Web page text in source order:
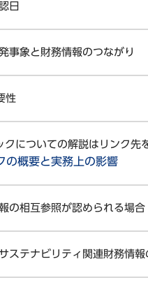
日
事象と財務情報のつながり
性
についての解説はリンク先
の概要と実務上の影響
の相互参照が認められる場合
ステナビリティ関連財務情報